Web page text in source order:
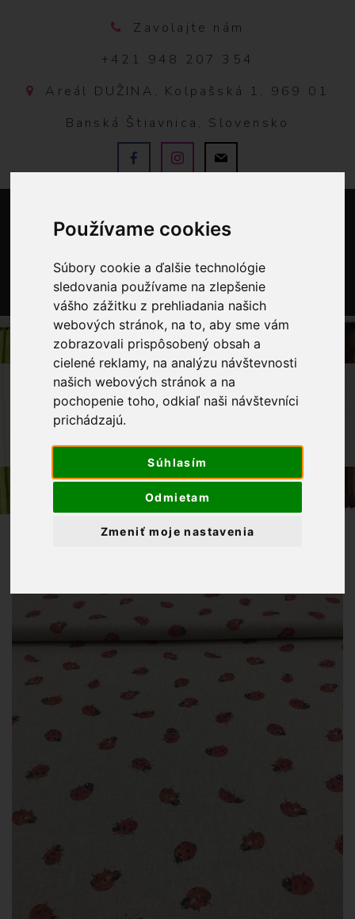
Používame cookies
Súbory cookie a ďalšie technológie
sledovania používame na zlepšenie
vášho zážitku z prehliadania našich
webových stránok, na to, aby sme vám
zobrazovali prispôsobený obsah a
cielené reklamy, na analýzu návštevnosti
našich webových stránok a na
pochopenie toho, odkiaľ naši návštevníci
prichádzajú.
Súhlasím
Odmietam
Zmeniť moje nastavenia
Zavolajte nám
+421 948 207 354
Areál DUŽINA, Kolpašská 1, 969 01
Banská Štiavnica, Slovensko
0
OBCHOD LÁTKY METRÁŽ
DETSKÉ LÁTKY
NA PRÍRODNOM PODKLADE